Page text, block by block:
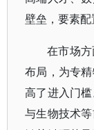
壁垒，要素配
在市场
布局，为专
高了进入门
与生物技术